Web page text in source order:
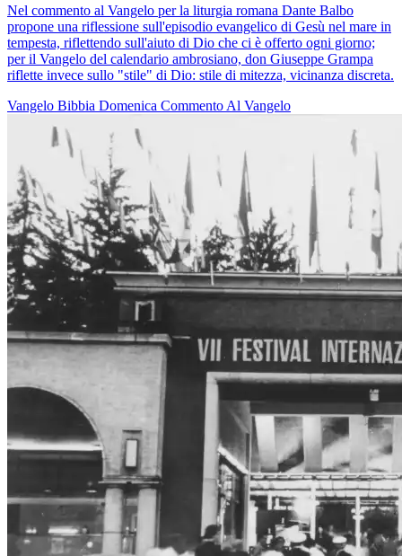
Nel commento al Vangelo per la liturgia romana Dante Balbo
propone una riflessione sull'episodio evangelico di Gesù nel mare in
tempesta, riflettendo sull'aiuto di Dio che ci è offerto ogni giorno;
per il Vangelo del calendario ambrosiano, don Giuseppe Grampa
riflette invece sullo "stile" di Dio: stile di mitezza, vicinanza discreta.
Vangelo Bibbia Domenica Commento Al Vangelo